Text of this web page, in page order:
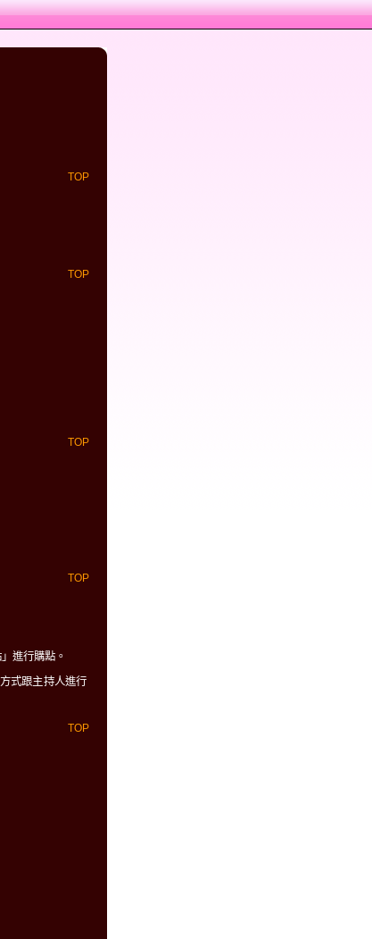
TOP
TOP
TOP
TOP
進行購點。
式跟主持人進行
TOP